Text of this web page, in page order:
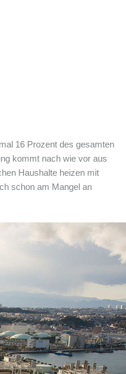
16 Prozent des gesamten
kommt nach wie vor aus
Haushalte heizen mit
schon am Mangel an